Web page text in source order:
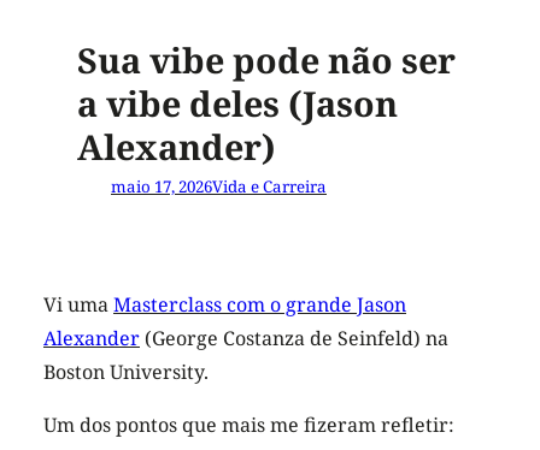
Sua vibe pode não ser
a vibe deles (Jason
Alexander)
maio 17, 2026Vida e Carreira
Vi umaMasterclass com o grande Jason
Alexander (George Costanza de Seinfeld) na
Boston University.
Um dos pontos que mais me fizeram refletir: